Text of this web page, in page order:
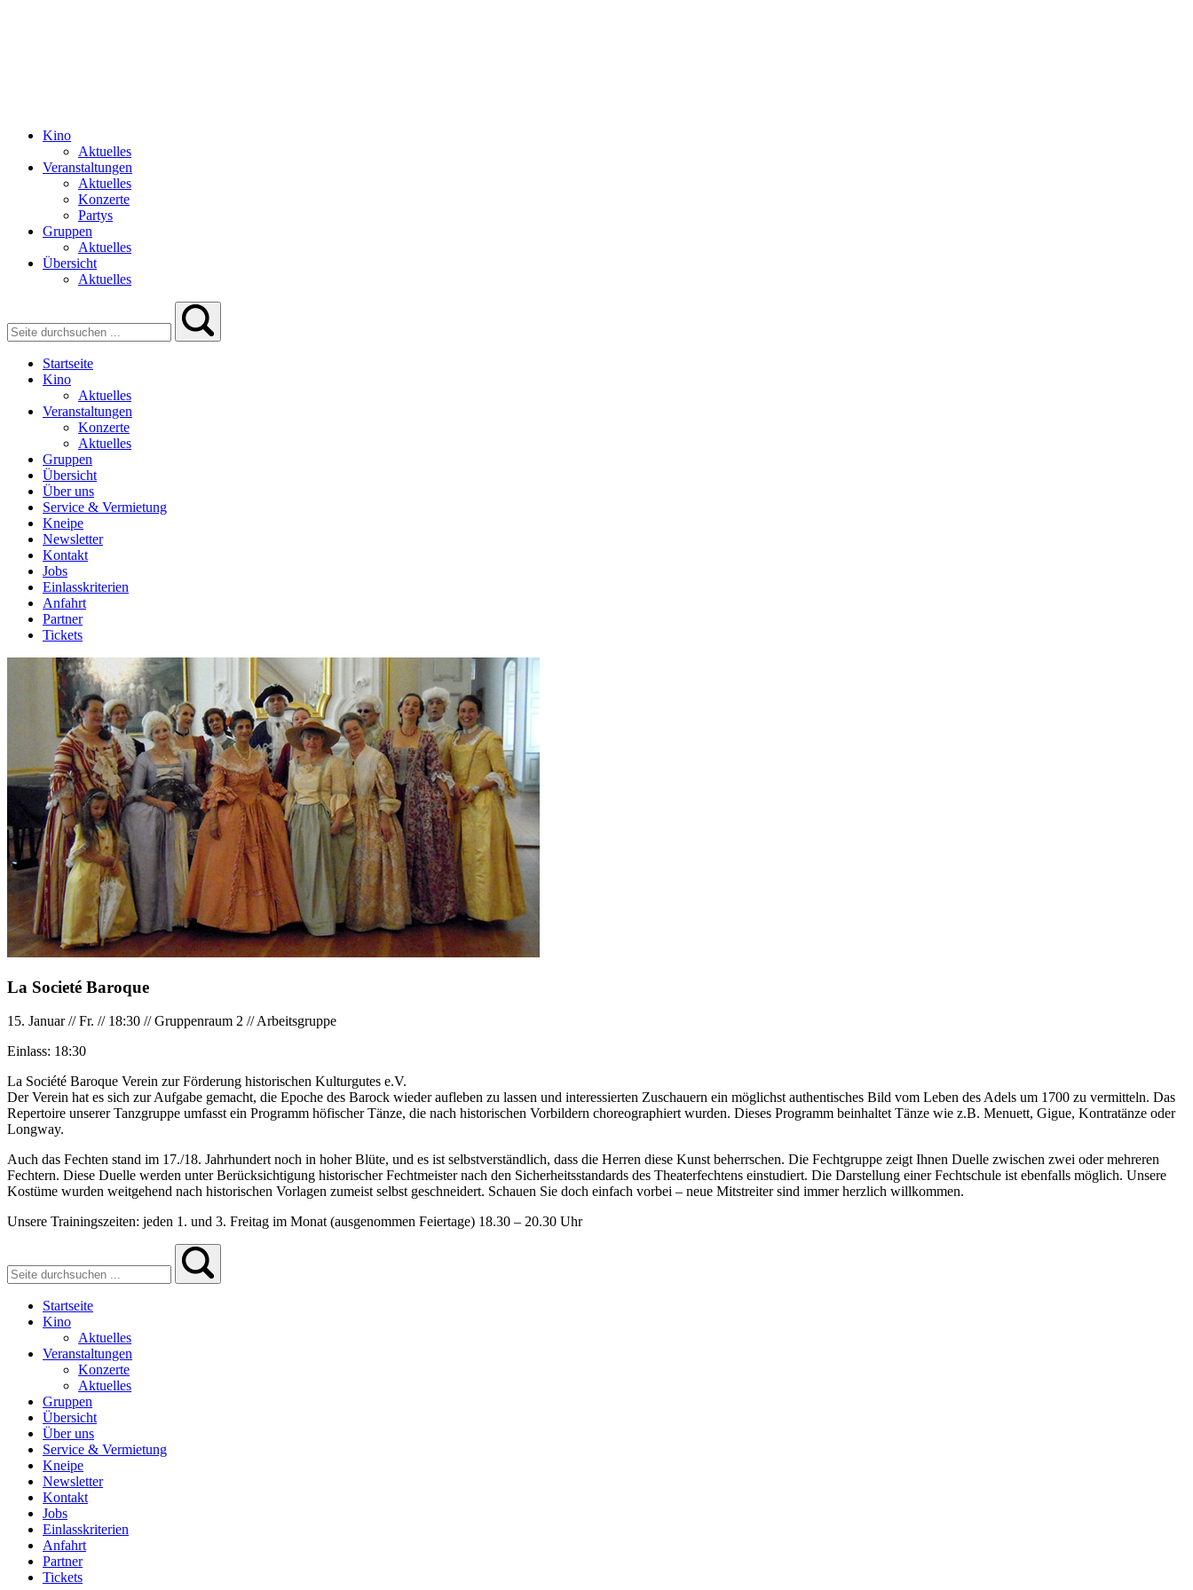
Kino
Aktuelles
Veranstaltungen
Aktuelles
Konzerte
Partys
Gruppen
Aktuelles
Übersicht
Aktuelles
Startseite
Kino
Aktuelles
Veranstaltungen
Konzerte
Aktuelles
Gruppen
Übersicht
Über uns
Service & Vermietung
Kneipe
Newsletter
Kontakt
Jobs
Einlasskriterien
Anfahrt
Partner
Tickets
La Societé Baroque
15. Januar//Fr. // 18:30 //Gruppenraum 2 //Arbeitsgruppe
Einlass: 18:30
La Société Baroque Verein zur Förderung historischen Kulturgutes e.V.
Der Verein hat es sich zur Aufgabe gemacht, die Epoche des Barock wieder aufleben zu lassen und interessierten Zuschauern ein möglichst authentisches Bild vom Leben des Adels um 1700 zu vermitteln. Das
Repertoire unserer Tanzgruppe umfasst ein Programm höfischer Tänze, die nach historischen Vorbildern choreographiert wurden. Dieses Programm beinhaltet Tänze wie z.B. Menuett, Gigue, Kontratänze oder
Longway.
Auch das Fechten stand im 17./18. Jahrhundert noch in hoher Blüte, und es ist selbstverständlich, dass die Herren diese Kunst beherrschen. Die Fechtgruppe zeigt Ihnen Duelle zwischen zwei oder mehreren
Fechtern. Diese Duelle werden unter Berücksichtigung historischer Fechtmeister nach den Sicherheitsstandards des Theaterfechtens einstudiert. Die Darstellung einer Fechtschule ist ebenfalls möglich. Unsere
Kostüme wurden weitgehend nach historischen Vorlagen zumeist selbst geschneidert. Schauen Sie doch einfach vorbei – neue Mitstreiter sind immer herzlich willkommen.
Unsere Trainingszeiten: jeden 1. und 3. Freitag im Monat (ausgenommen Feiertage) 18.30 – 20.30 Uhr
Startseite
Kino
Aktuelles
Veranstaltungen
Konzerte
Aktuelles
Gruppen
Übersicht
Über uns
Service & Vermietung
Kneipe
Newsletter
Kontakt
Jobs
Einlasskriterien
Anfahrt
Partner
Tickets